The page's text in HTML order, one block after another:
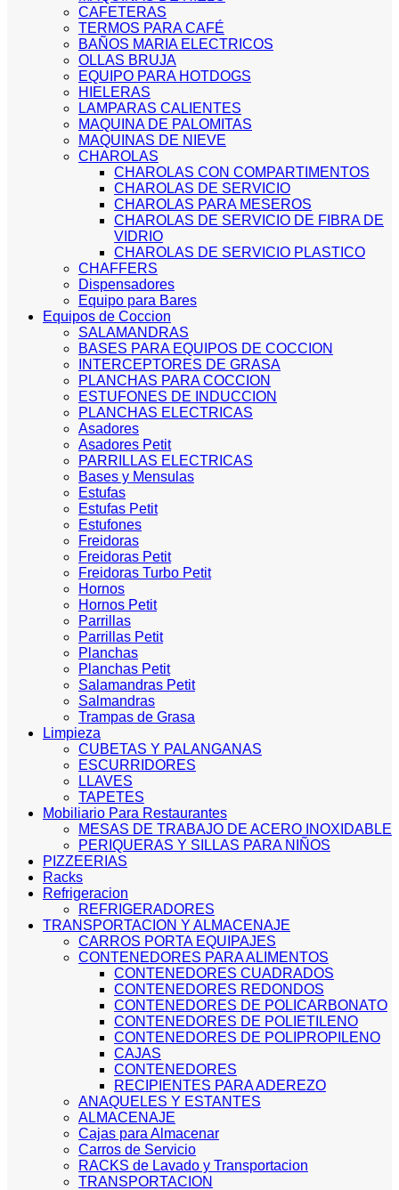
CAFETERAS
TERMOS PARA CAFÉ
BAÑOS MARIA ELECTRICOS
OLLAS BRUJA
EQUIPO PARA HOTDOGS
HIELERAS
LAMPARAS CALIENTES
MAQUINA DE PALOMITAS
MAQUINAS DE NIEVE
CHAROLAS
CHAROLAS CON COMPARTIMENTOS
CHAROLAS DE SERVICIO
CHAROLAS PARA MESEROS
CHAROLAS DE SERVICIO DE FIBRA DE
VIDRIO
CHAROLAS DE SERVICIO PLASTICO
CHAFFERS
Dispensadores
Equipo para Bares
Equipos de Coccion
SALAMANDRAS
BASES PARA EQUIPOS DE COCCION
INTERCEPTORES DE GRASA
PLANCHAS PARA COCCION
ESTUFONES DE INDUCCION
PLANCHAS ELECTRICAS
Asadores
Asadores Petit
PARRILLAS ELECTRICAS
Bases y Mensulas
Estufas
Estufas Petit
Estufones
Freidoras
Freidoras Petit
Freidoras Turbo Petit
Hornos
Hornos Petit
Parrillas
Parrillas Petit
Planchas
Planchas Petit
Salamandras Petit
Salmandras
Trampas de Grasa
Limpieza
CUBETAS Y PALANGANAS
ESCURRIDORES
LLAVES
TAPETES
Mobiliario Para Restaurantes
MESAS DE TRABAJO DE ACERO INOXIDABLE
PERIQUERAS Y SILLAS PARA NIÑOS
PIZZEERIAS
Racks
Refrigeracion
REFRIGERADORES
TRANSPORTACION Y ALMACENAJE
CARROS PORTA EQUIPAJES
CONTENEDORES PARA ALIMENTOS
CONTENEDORES CUADRADOS
CONTENEDORES REDONDOS
CONTENEDORES DE POLICARBONATO
CONTENEDORES DE POLIETILENO
CONTENEDORES DE POLIPROPILENO
CAJAS
CONTENEDORES
RECIPIENTES PARA ADEREZO
ANAQUELES Y ESTANTES
ALMACENAJE
Cajas para Almacenar
Carros de Servicio
RACKS de Lavado y Transportacion
TRANSPORTACION